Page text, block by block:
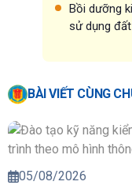
Bồi dưỡng
sử dụng
BÀI VIẾT CÙNG
05/08/2026